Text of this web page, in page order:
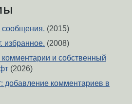
(2015)
избранное. (2008)
и собственный
(2026)
добавление комментариев в